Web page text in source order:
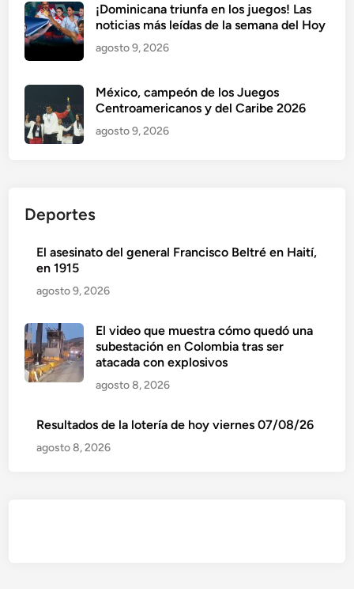
¡Dominicana triunfa en los juegos! Las
noticias más leídas de la semana del Hoy
agosto 9, 2026
México, campeón de los Juegos
Centroamericanos y del Caribe 2026
agosto 9, 2026
Deportes
El asesinato del general Francisco Beltré en Haití,
en 1915
agosto 9, 2026
El video que muestra cómo quedó una
subestación en Colombia tras ser
atacada con explosivos
agosto 8, 2026
Resultados de la lotería de hoy viernes 07/08/26
agosto 8, 2026